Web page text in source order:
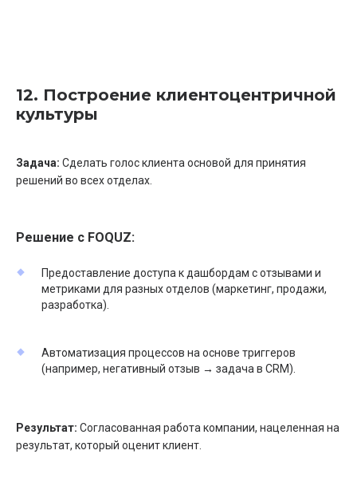
12. Построение клиентоцентричной
культуры
Задача: Сделать голос клиента основой для принятия
решений во всех отделах.
Решение с FOQUZ:
Предоставление доступа к дашбордам с отзывами и
метриками для разных отделов (маркетинг, продажи,
разработка).
Автоматизация процессов на основе триггеров
(например, негативный отзыв → задача в CRM).
Результат: Согласованная работа компании, нацеленная на
результат, который оценит клиент.